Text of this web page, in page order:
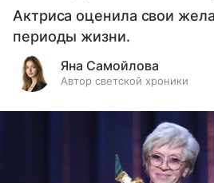
Актриса оценила свои
периоды жизни.
Яна Самойлова
Автор светской хроники